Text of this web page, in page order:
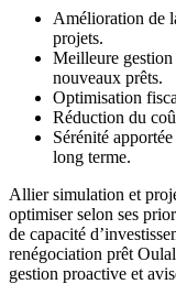
Amélioration de
projets.
Meilleure gestion
nouveaux prêts.
Optimisation
Réduction du
Sérénité
long terme.
Allier simulation et
optimiser selon ses
de capacité
renégociation prêt
gestion proactive et